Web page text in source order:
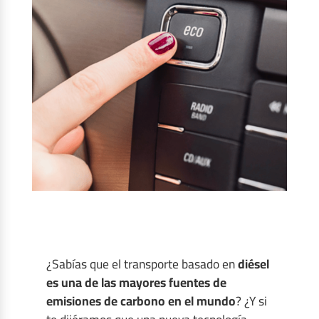
¿Sabías que el transporte basado endiésel
es una de las mayores fuentes de
emisiones de carbono en el mundo? ¿Y si